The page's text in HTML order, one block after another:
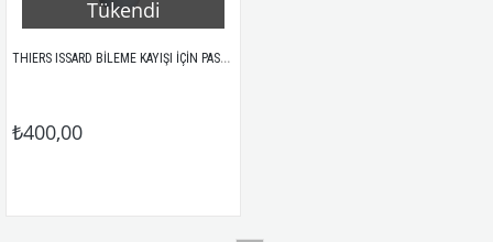
Tükendi
THIERS ISSARD BİLEME KAYIŞI İÇİN PASTA 10GRAM
₺400,00